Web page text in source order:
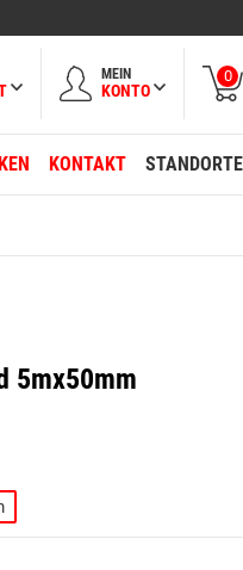
MEIN
KONTO
0
KONTAKT STANDORTE
5mx50mm